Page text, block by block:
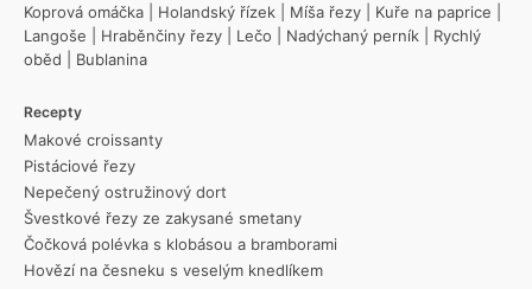
Koprová omáčka
Holandský řízek Míša řezy Kuře na paprice
Langoše
Hraběnčiny řezy Lečo Nadýchaný perník
Rychlý
oběd
Bublanina
Recepty
Makové croissanty
Pistáciové řezy
Nepečený ostružinový dort
Švestkové řezy ze zakysané smetany
Čočková polévka s klobásou a bramborami
Hovězí na česneku s veselým knedlíkem